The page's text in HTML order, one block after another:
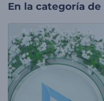
En la categoría de